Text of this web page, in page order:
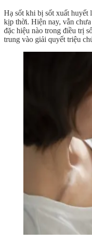
Hạ sốt khi bị sốt xuất huyết
kịp thời. Hiện nay, vẫn
đặc hiệu nào trong điều trị
trung vào giải quyết triệu